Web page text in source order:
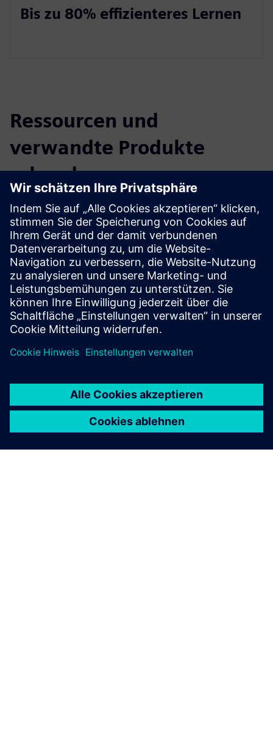
Bis zu 80% effizienteres Lernen
Ressourcen und
verwandte Produkte
erkunden
Weitere Informationen und
Ressourcen
Bildungskurse in VR
Voraussetzungen